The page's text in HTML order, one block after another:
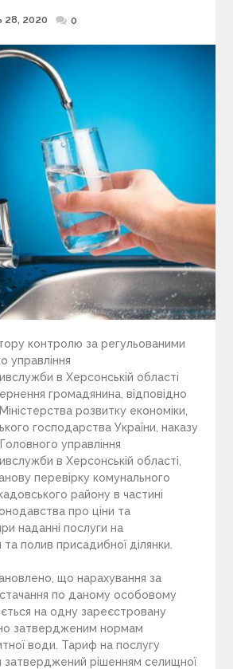
Posted
28, 2020 0
контролю за регульованими
управління
в Херсонській області
громадянина, відповідно
розвитку економіки,
господарства України, наказу
управління
в Херсонській області,
перевірку комунального
району в частині
про ціни та
наданні послуги на
полив присадибної ділянки.
що нарахування за
по даному особовому
на одну зареєстровану
затвердженим нормам
води. Тариф на послугу
затверджений рішенням селищної